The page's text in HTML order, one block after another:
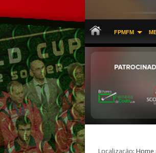
FPMFM
Localização: Home